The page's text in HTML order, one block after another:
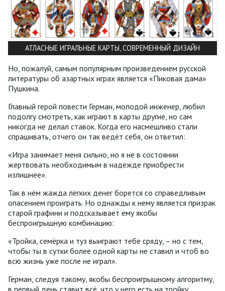
АТЛАСНЫЕ ИГРАЛЬНЫЕ КАРТЫ, СОВРЕМЕННЫЙ ДИЗАЙН
Но, пожалуй, самым популярным произведением русской
литературы об азартных играх является «Пиковая дама»
Пушкина.
Главный герой повести Герман, молодой инженер, любил
подолгу смотреть, как играют в карты другие, но сам
никогда не делал ставок. Когда его насмешливо стали
спрашивать, отчего он так ведёт себя, он ответил:
«Игра занимает меня сильно, но я не в состоянии
жертвовать необходимым в надежде приобрести
излишнее».
Так в нём жажда лёгких денег борется со справедливым
опасением проиграть. Но однажды к нему является призрак
старой графини и подсказывает ему якобы
беспроигрышную комбинацию:
«Тройка, семёрка и туз выиграют тебе сряду, – но с тем,
чтобы ты в сутки более одной карты не ставил и чтоб во
всю жизнь уже после не играл».
Герман, следуя такому, якобы беспроигрышному алгоритму,